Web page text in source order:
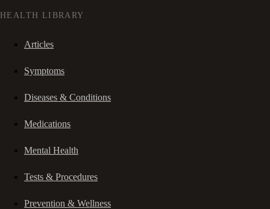
HEALTH LIBRARY
Articles
Symptoms
Diseases & Conditions
Medications
Mental Health
Tests & Procedures
Prevention & Wellness